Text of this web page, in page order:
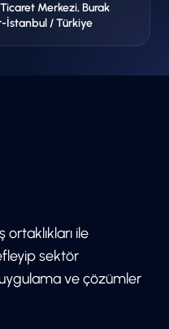
Merkezi, Burak
İstanbul / Türkiye
ile
sektör
ve çözümler